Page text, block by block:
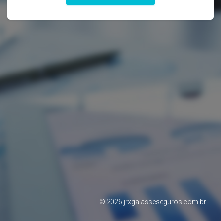
© 2026 jrxgalasseseguros.com.br